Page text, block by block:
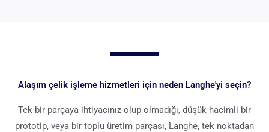
Alaşım çelik işleme hizmetleri için neden Langhe'yi seçin?
Tek bir parçaya ihtiyacınız olup olmadığı, düşük hacimli bir
prototip, veya bir toplu üretim parçası, Langhe, tek noktadan